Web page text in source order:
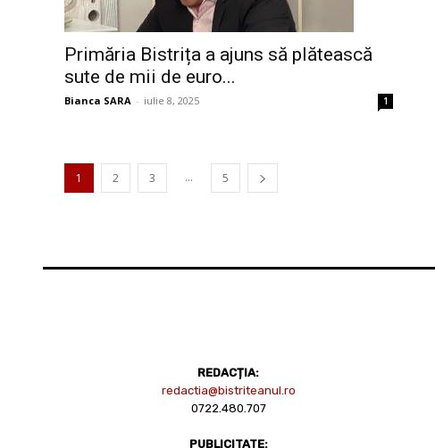
Primăria Bistrița a ajuns să plătească
sute de mii de euro...
Bianca SARA - iulie 8, 2025 1
1 2 3 ... 5
REDACȚIA:
redactia@bistriteanul.ro
0722.480.707
PUBLICITATE: